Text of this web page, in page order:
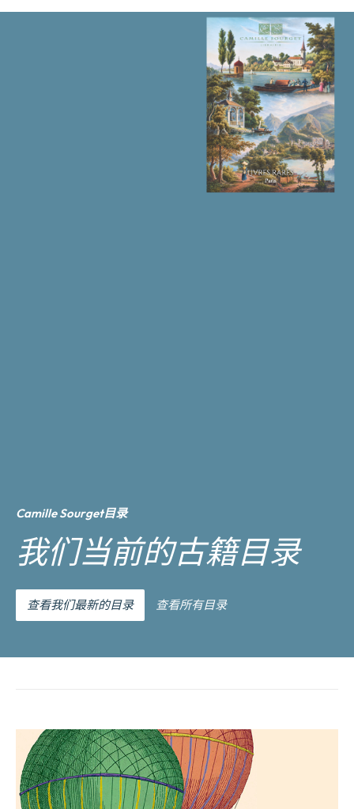
Camille Sourget目录
我们当前的古籍目录
查看我们最新的目录 查看所有目录